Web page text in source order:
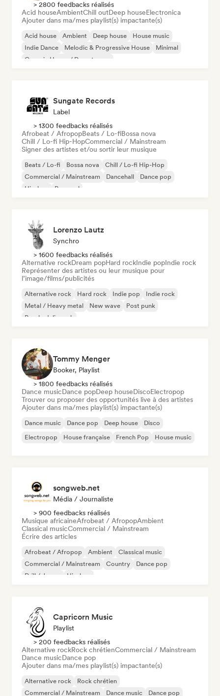
> 2800 feedbacks réalisés
Acid houseAmbientChill outDeep houseElectronica
Ajouter dans ma/mes playlist(s) impactante(s)
Acid house Ambient Deep house
House music
Indie Dance
Melodic & Progressive House
Minimal
Organic House / Downtempo
Sungate Records
Label
> 1300 feedbacks réalisés
Afrobeat / AfropopBeats / Lo-fiBossa nova
Chill / Lo-fi Hip-HopCommercial / Mainstream
Signer des artistes et/ou sortir leur musique
Beats / Lo-fi Bossa nova
Chill / Lo-fi Hip-Hop
Commercial / Mainstream
Dancehall
Dance pop
Hip-hop
Pop soul
Lorenzo Lautz
Synchro
> 1600 feedbacks réalisés
Alternative rockDream popHard rockIndie popIndie rock
Représenter des artistes ou leur musique pour
l’image/films/publicités
Alternative rock Hard rock Indie pop
Indie rock
Metal / Heavy metal
New wave
Post punk
Psychedelic rock
Tommy Menger
Booker, Playlist
> 1800 feedbacks réalisés
Dance musicDance popDeep houseDiscoElectropop
Trouver ou proposer des opportunités live à des artistes
Ajouter dans ma/mes playlist(s) impactante(s)
Dance music Dance pop Deep house
Disco
Electropop
House française French Pop House music
songweb.net
Média / Journaliste
> 900 feedbacks réalisés
Musique africaineAfrobeat / AfropopAmbient
Classical musicCommercial / Mainstream
Écrire des articles
Afrobeat / Afropop Ambient
Classical music
Commercial / Mainstream
Country
Dance pop
Drill / Jersey
Hip-hop
Capricorn Music
Playlist
> 200 feedbacks réalisés
Alternative rockRock chrétienCommercial / Mainstream
Dance musicDance pop
Ajouter dans ma/mes playlist(s) impactante(s)
Alternative rock
Rock chrétien
Commercial / Mainstream
Dance music Dance pop